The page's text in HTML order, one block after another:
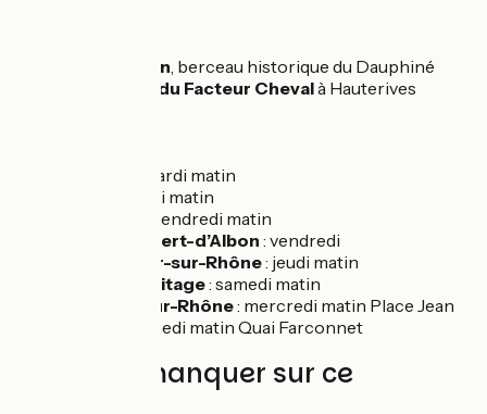
Tour d'Albon, berceau historique du Dauphiné
Palais idéal du Facteur Chevalà Hauterives
mardi matin
: jeudi matin
: vendredi matin
Saint-Rambert-d’Albon : vendredi
Saint-Vallier-sur-Rhône: jeudi matin
Tain-l’Hermitage: samedi matin
Tournon-sur-Rhône: mercredi matin Place Jean
Jaurès – samedi matin Quai Farconnet
À ne pas manquer sur ce